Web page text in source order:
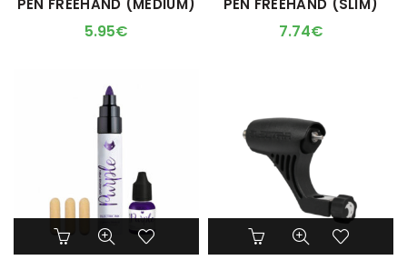
PEN FREEHAND (MEDIUM)
5.95€
PEN FREEHAND (SLIM)
7.74€
Ce
produit